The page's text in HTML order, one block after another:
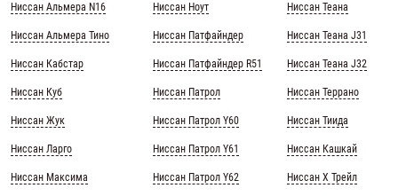
Ниссан Альмера N16
Ниссан Альмера Тино
Ниссан Кабстар
Ниссан Куб
Ниссан Жук
Ниссан Ларго
Ниссан Максима
Ниссан Ноут
Ниссан Патфайндер
Ниссан Патфайндер R51
Ниссан Патрол
Ниссан Патрол Y60
Ниссан Патрол Y61
Ниссан Патрол Y62
Ниссан Теана
Ниссан Теана J31
Ниссан Теана J32
Ниссан Террано
Ниссан Тиида
Ниссан Кашкай
Ниссан Х Трейл